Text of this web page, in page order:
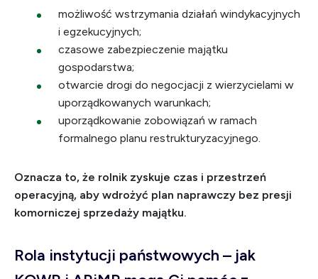
możliwość wstrzymania działań windykacyjnych
i egzekucyjnych;
czasowe zabezpieczenie majątku
gospodarstwa;
otwarcie drogi do negocjacji z wierzycielami w
uporządkowanych warunkach;
uporządkowanie zobowiązań w ramach
formalnego planu restrukturyzacyjnego.
Oznacza to, że rolnik zyskuje czas i przestrzeń
operacyjną, aby wdrożyć plan naprawczy bez presji
komorniczej sprzedaży majątku.
Rola instytucji państwowych – jak